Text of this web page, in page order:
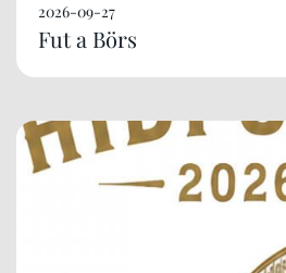
2026-09-27
Fut a Börs